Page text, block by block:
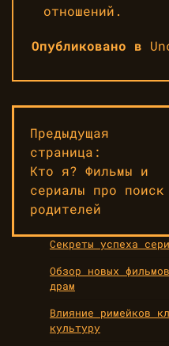
отношений.
Опубликовано в
Навигация
по
записям
Предыдущая
страница:
Кто я? Фильмы и
сериалы про поиск
родителей
Секреты успеха
Обзор новых
драм
Влияние римейков
культуру